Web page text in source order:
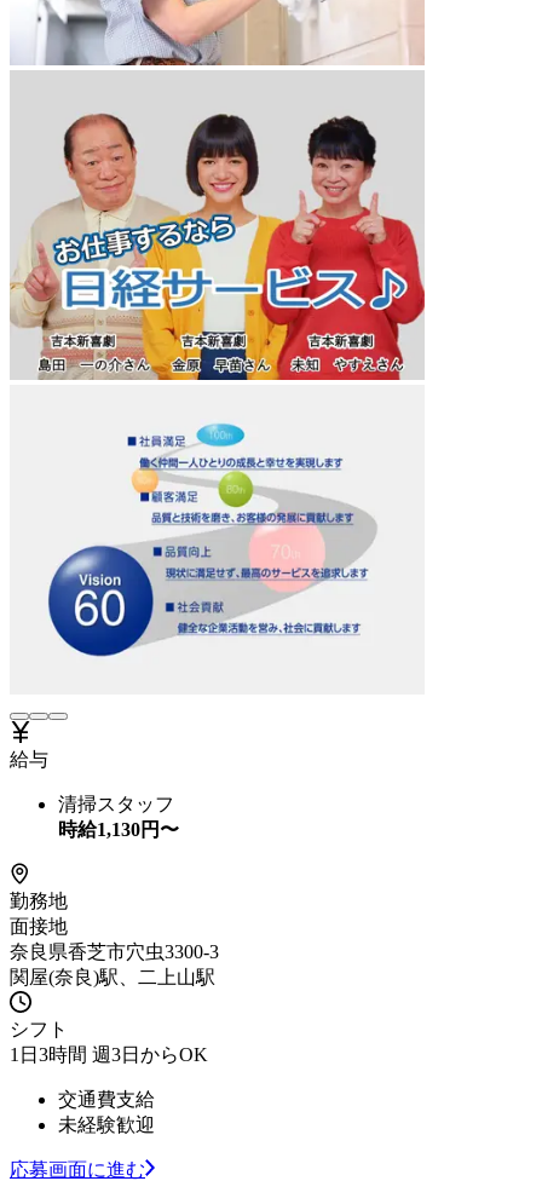
給与
清掃スタッフ
時給1,130円〜
勤務地
面接地
奈良県香芝市穴虫3300-3
関屋(奈良)駅、二上山駅
シフト
1日3時間 週3日からOK
交通費支給
未経験歓迎
応募画面に進む